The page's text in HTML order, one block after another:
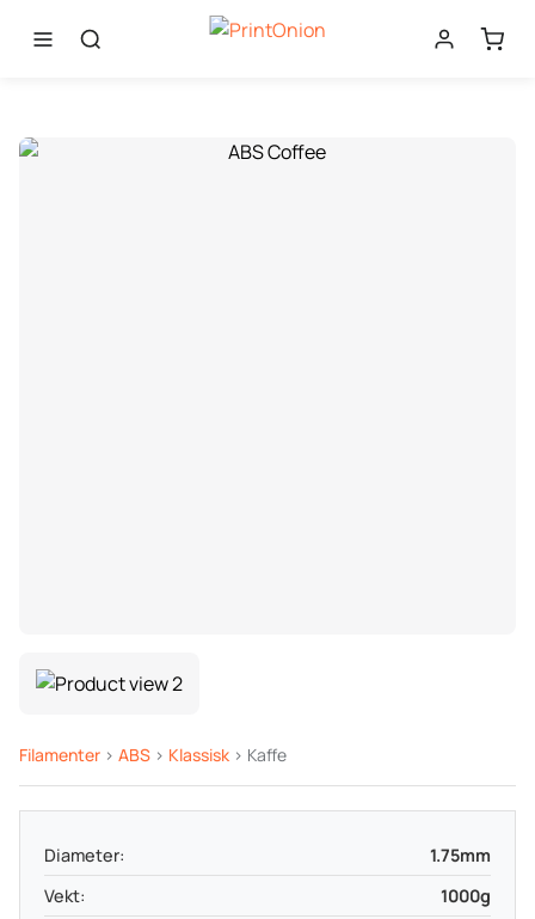
Filamenter > ABS > Klassisk > Kaffe
Diameter:
1.75mm
Vekt:
1000g